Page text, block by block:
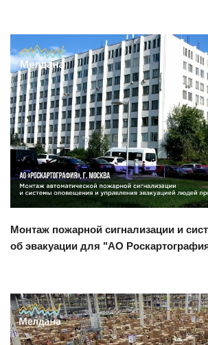
Смотреть проект
Монтаж пожарной сигнализации и
об эвакуации для "АО